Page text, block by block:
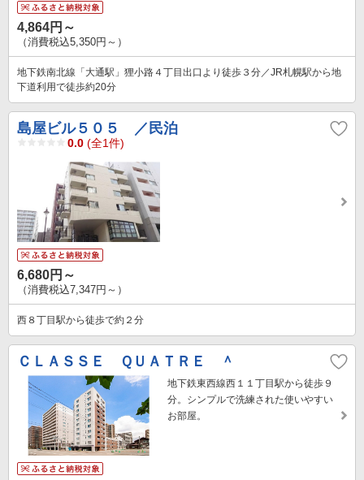
4,864円～
（消費税込5,350円～）
地下鉄南北線「大通駅」狸小路４丁目出口より徒歩３分／JR札幌駅から地
下道利用で徒歩約20分
島屋ビル５０５ ／民泊
0.0 (全1件)
6,680円～
（消費税込7,347円～）
西８丁目駅から徒歩で約２分
ＣＬＡＳＳＥ ＱＵＡＴＲＥ ＾
地下鉄東西線西１１丁目駅から徒歩９
分。シンプルで洗練された使いやすい
お部屋。